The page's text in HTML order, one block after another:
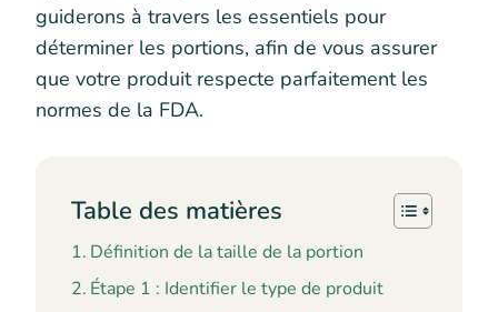
guiderons à travers les essentiels pour
déterminer les portions, afin de vous assurer
que votre produit respecte parfaitement les
normes de la FDA.
Table des matières
Définition de la taille de la portion
Étape 1 : Identifier le type de produit